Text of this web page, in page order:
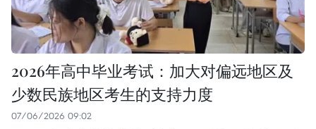
2026年高中毕业考试：加大对偏远地区及
少数民族地区考生的支持力度
07/06/2026 09:02